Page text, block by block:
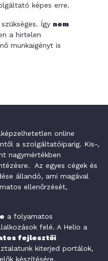
képes erre.
Így nem
a hirtelen
munkaigényt is
online
a szolgáltatóiparig. Kis-,
nagymértékben
Az egyes cégek és
állandó, ami magával
ellenőrzését,
a folyamatos
felé. A Helio a
fejlesztői
kiterjed portálok,
készítésére,